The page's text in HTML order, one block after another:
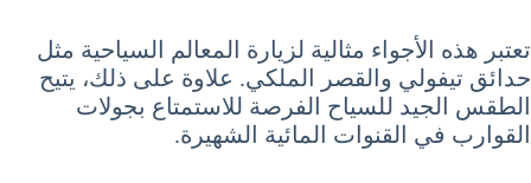
تعتبر هذه الأجواء مثالية لزيارة المعالم السياحية مثل
حدائق تيفولي والقصر الملكي. علاوة على ذلك، يتيح
الطقس الجيد للسياح الفرصة للاستمتاع بجولات
القوارب في القنوات المائية الشهيرة.